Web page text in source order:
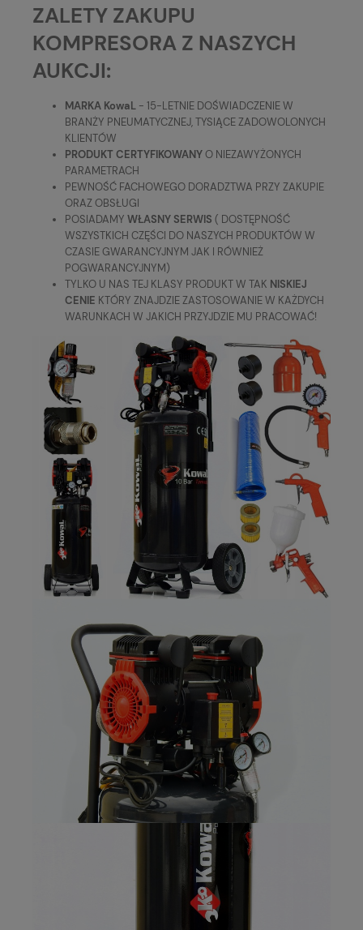
ZALETY ZAKUPU
KOMPRESORA Z NASZYCH
AUKCJI:
MARKA KowaL - 15-LETNIE DOŚWIADCZENIE W
BRANŻY PNEUMATYCZNEJ, TYSIĄCE ZADOWOLONYCH
KLIENTÓW
PRODUKT CERTYFIKOWANYO NIEZAWYŻONYCH
PARAMETRACH
PEWNOŚĆ FACHOWEGO DORADZTWA PRZY ZAKUPIE
ORAZ OBSŁUGI
POSIADAMY WŁASNY SERWIS ( DOSTĘPNOŚĆ
WSZYSTKICH CZĘŚCI DO NASZYCH PRODUKTÓW W
CZASIE GWARANCYJNYM JAK I RÓWNIEŻ
POGWARANCYJNYM)
TYLKO U NAS TEJ KLASY PRODUKT W TAK NISKIEJ
CENIE KTÓRY ZNAJDZIE ZASTOSOWANIE W KAŻDYCH
WARUNKACH W JAKICH PRZYJDZIE MU PRACOWAĆ!